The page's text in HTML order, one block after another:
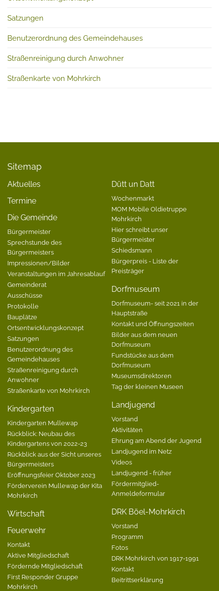
Satzungen
Benutzerordnung des Gemeindehauses
Straßenreinigung durch Anwohner
Straßenkarte von Mohrkirch
Sitemap
Aktuelles
Termine
Die Gemeinde
Bürgermeister
Sprechstunde des
Bürgermeisters
Impressionen/Bilder
Veranstaltungen im Jahresablauf
Gemeinderat
Ausschüsse
Protokolle
Bauplätze
Ortsentwicklungskonzept
Satzungen
Benutzerordnung des
Gemeindehauses
Straßenreinigung durch
Anwohner
Straßenkarte von Mohrkirch
Kindergarten
Kindergarten Mullewap
Rückblick: Neubau des
Kindergartens von 2022-23
Rückblick aus der Sicht unseres
Bürgermeisters
Eröffnungsfeier Oktober 2023
Förderverein Mullewap der Kita
Mohrkirch
Wirtschaft
Feuerwehr
Kontakt
Aktive Mitgliedschaft
Fördernde Mitgliedschaft
First Responder Gruppe
Mohrkirch
Dütt un Datt
Wochenmarkt
MOM Mobile Oldietruppe
Mohrkirch
Hier schreibt unser
Bürgermeister
Schiedsmann
Bürgerpreis - Liste der
Preisträger
Dorfmuseum
Dorfmuseum- seit 2021 in der
Hauptstraße
Kontakt und Öffnungszeiten
Bilder aus dem neuen
Dorfmuseum
Fundstücke aus dem
Dorfmuseum
Museumsdirektoren
Tag der kleinen Museen
Landjugend
Vorstand
Aktivitäten
Ehrung am Abend der Jugend
Landjugend im Netz
Videos
Landjugend - früher
Fördermitglied-
Anmeldeformular
DRK Böel-Mohrkirch
Vorstand
Programm
Fotos
DRK Mohrkirch von 1917-1991
Kontakt
Beitrittserklärung